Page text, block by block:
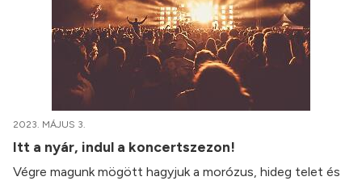
2023. MÁJUS 3.
Itt a nyár, indul a koncertszezon!
Végre magunk mögött hagyjuk a morózus, hideg telet és